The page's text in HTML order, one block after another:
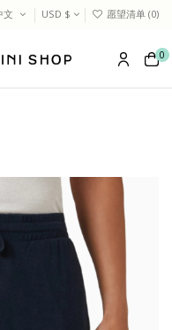
文 USD $ 愿望清单 (0)
0